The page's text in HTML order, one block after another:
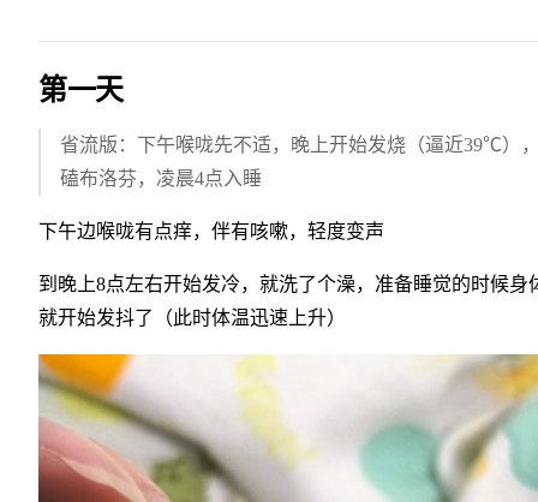
第一天
省流版：下午喉咙先不适，晚上开始发烧（逼近39℃）
磕布洛芬，凌晨4点入睡
下午边喉咙有点痒，伴有咳嗽，轻度变声
到晚上8点左右开始发冷，就洗了个澡，准备睡觉的时候身
就开始发抖了（此时体温迅速上升）